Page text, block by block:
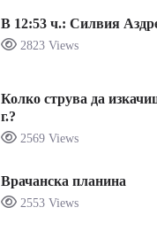
В 12:53 ч.: Силвия
2823 Views
Колко струва да
г.?
2569 Views
Врачанска планина
2553 Views